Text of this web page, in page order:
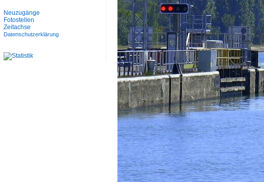
Neuzugänge
Fotostellen
Zeitachse
Datenschutzerklärung